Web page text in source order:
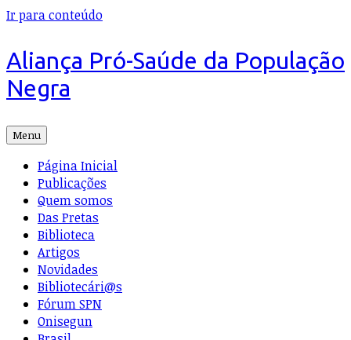
Ir para conteúdo
Aliança Pró-Saúde da População
Negra
Menu
Página Inicial
Publicações
Quem somos
Das Pretas
Biblioteca
Artigos
Novidades
Bibliotecári@s
Fórum SPN
Onisegun